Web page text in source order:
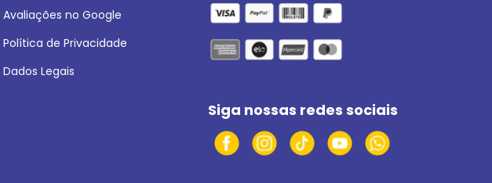
Avaliações no Google
Política de Privacidade
Dados Legais
Siga nossas redes sociais